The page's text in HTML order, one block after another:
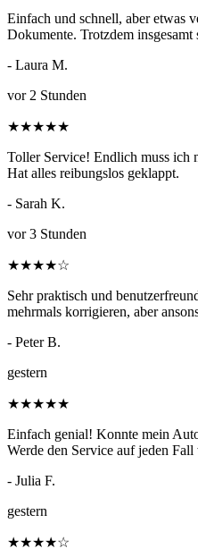
Einfach und schnell, aber etwas
Dokumente. Trotzdem insgesamt
- Laura M.
vor 2 Stunden
★★★★★
Toller Service! Endlich muss ich
Hat alles reibungslos geklappt.
- Sarah K.
vor 3 Stunden
★★★★☆
Sehr praktisch und
mehrmals korrigieren, aber
- Peter B.
gestern
★★★★★
Einfach genial! Konnte mein
Werde den Service auf jeden
- Julia F.
gestern
★★★★☆